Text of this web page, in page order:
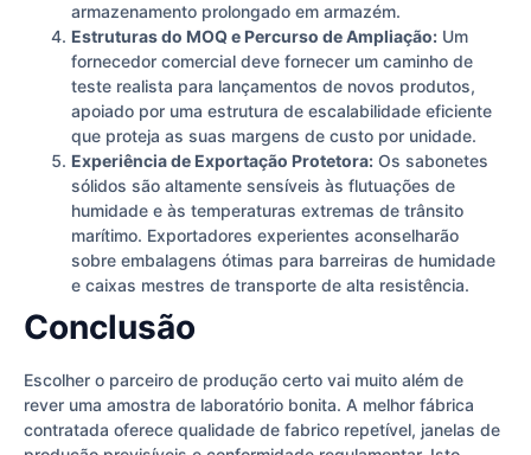
armazenamento prolongado em armazém.
Estruturas do MOQ e Percurso de Ampliação: Um
fornecedor comercial deve fornecer um caminho de
teste realista para lançamentos de novos produtos,
apoiado por uma estrutura de escalabilidade eficiente
que proteja as suas margens de custo por unidade.
Experiência de Exportação Protetora: Os sabonetes
sólidos são altamente sensíveis às flutuações de
humidade e às temperaturas extremas de trânsito
marítimo. Exportadores experientes aconselharão
sobre embalagens ótimas para barreiras de humidade
e caixas mestres de transporte de alta resistência.
Conclusão
Escolher o parceiro de produção certo vai muito além de
rever uma amostra de laboratório bonita. A melhor fábrica
contratada oferece qualidade de fabrico repetível, janelas de